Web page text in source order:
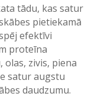
tādu, kas satur
pietiekamā
efektīvi
proteīna
olas, zivis, piena
satur augstu
daudzumu.